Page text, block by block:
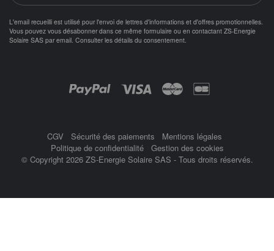
L'email recueilli est utilisé pour l'envoi de lettres d'informations et d'offres promotionnelles.
Vous pouvez vous désabonner dans ce même formulaire ou en contactant ZS-Energie
Solaire SAS paremail. Consulter les détails du consentement.
CGV Sécurité des paiements
Mentions légales
Politique de confidentialité
Gestion des cookies
© Copyright 2026 ZS-Energie Solaire SAS - Tous droits réservés.